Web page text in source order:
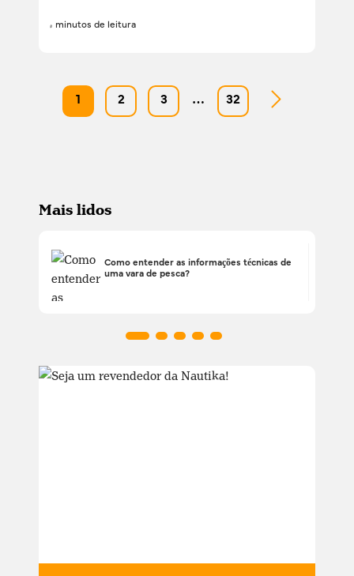
4 minutos de leitura
2 3 … 32
Mais lidos
Como entender as informações técnicas de
uma vara de pesca?